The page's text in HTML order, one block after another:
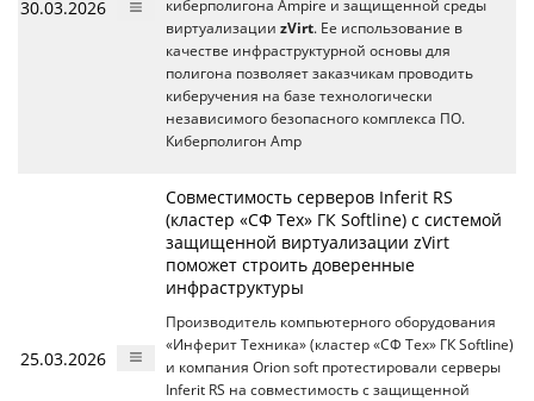
30.03.2026
киберполигона Ampire и защищенной среды
виртуализации zVirt. Ее использование в
качестве инфраструктурной основы для
полигона позволяет заказчикам проводить
киберучения на базе технологически
независимого безопасного комплекса ПО.
Киберполигон Amp
25.03.2026
Совместимость серверов Inferit RS
(кластер «СФ Тех» ГК Softline) с системой
защищенной виртуализации zVirt
поможет строить доверенные
инфраструктуры
Производитель компьютерного оборудования
«Инферит Техника» (кластер «СФ Тех» ГК Softline)
и компания Orion soft протестировали серверы
Inferit RS на совместимость с защищенной